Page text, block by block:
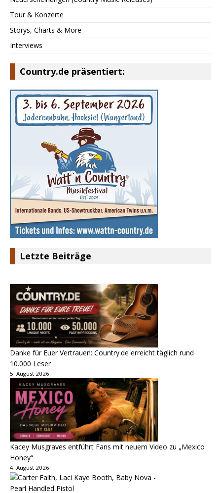
Tour & Konzerte
Storys, Charts & More
Interviews
Country.de präsentiert:
Letzte Beiträge
Danke für Euer Vertrauen: Country.de erreicht täglich rund
10.000 Leser
5. August 2026
Kacey Musgraves entführt Fans mit neuem Video zu „Mexico
Honey“
4. August 2026